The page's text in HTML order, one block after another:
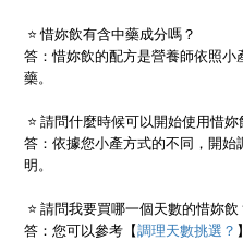
⭐ 惜妳飲有含中藥成分嗎？
答：惜妳飲的配方是營養師依照
藥。
⭐ 請問什麼時候可以開始使用惜妳
答：依據您小產方式的不同，開
明。
⭐ 請問我要買哪一個天數的惜妳飲
答：您可以參考【調理天數挑選？